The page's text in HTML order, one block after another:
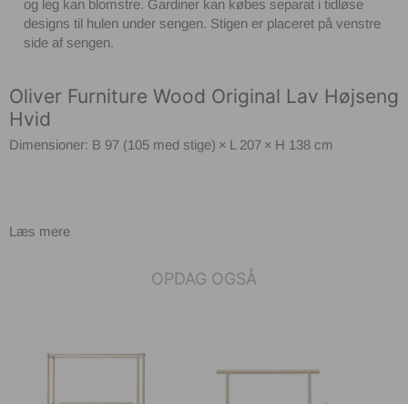
og leg kan blomstre. Gardiner kan købes separat i tidløse
designs til hulen under sengen. Stigen er placeret på venstre
side af sengen.
Oliver Furniture Wood Original Lav Højseng
Hvid
Dimensioner: B 97 (105 med stige) × L 207 × H 138 cm
Læs mere
OPDAG OGSÅ